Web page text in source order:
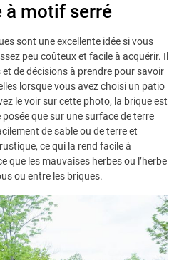
à motif serré
sont une excellente idée si vous
peu coûteux et facile à acquérir. Il
et de décisions à prendre pour savoir
lorsque vous avez choisi un patio
le voir sur cette photo, la brique est
que sur une surface de terre
de sable ou de terre et
ce qui la rend facile à
que les mauvaises herbes ou l’herbe
ou entre les briques.